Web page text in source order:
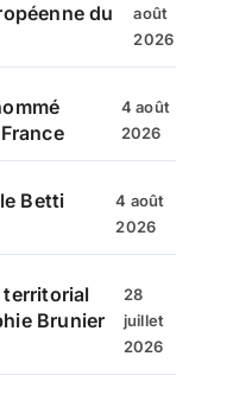
du
août
2026
4 août
2026
Betti
4 août
2026
territorial
Brunier
28
juillet
2026